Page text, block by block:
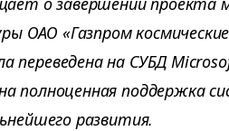
ОАО «Газпром
переведена на СУБД
полноценная поддержка
развития.